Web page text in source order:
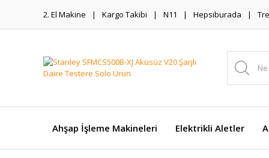
2. El Makine Kargo Takibi N11 Hepsiburada
Ahşap İşleme Makineleri Elektrikli Aletler